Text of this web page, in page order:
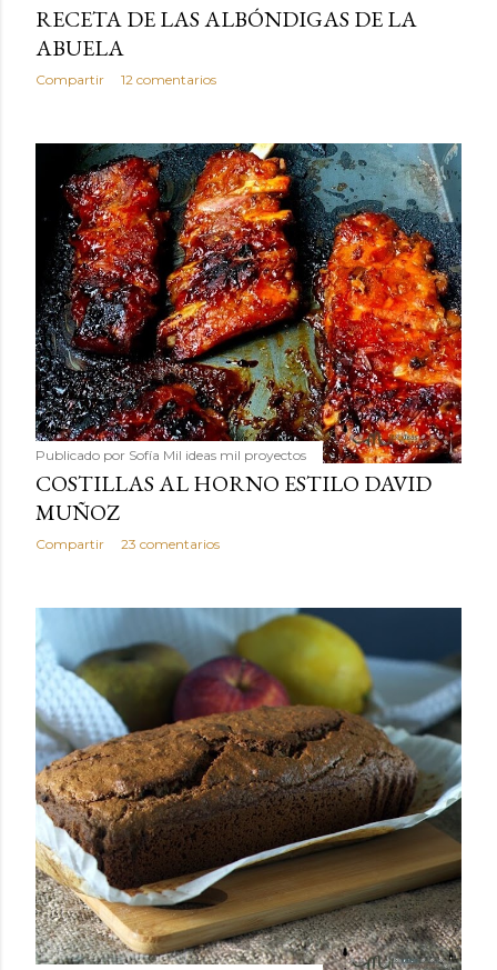
RECETA DE LAS ALBÓNDIGAS DE LA
ABUELA
Compartir 12 comentarios
Publicado por Sofía Mil ideas mil proyectos
COSTILLAS AL HORNO ESTILO DAVID
MUÑOZ
Compartir 23 comentarios